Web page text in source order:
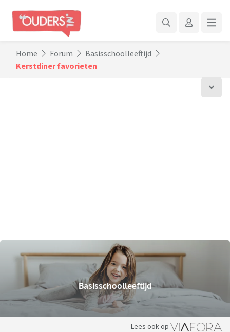
Home Forum
Basisschoolleeftijd
Kerstdiner favorieten
Basisschoolleeftijd
Lees ook op